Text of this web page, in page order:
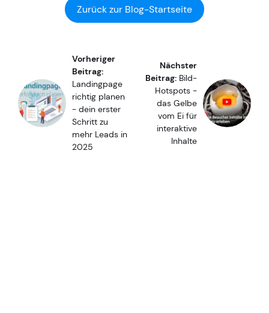
Zurück zur Blog-Startseite
Vorheriger
Beitrag:
Landingpage
richtig planen
- dein erster
Schritt zu
mehr Leads in
2025
Nächster
Beitrag: Bild-
Hotspots -
das Gelbe
vom Ei für
interaktive
Inhalte